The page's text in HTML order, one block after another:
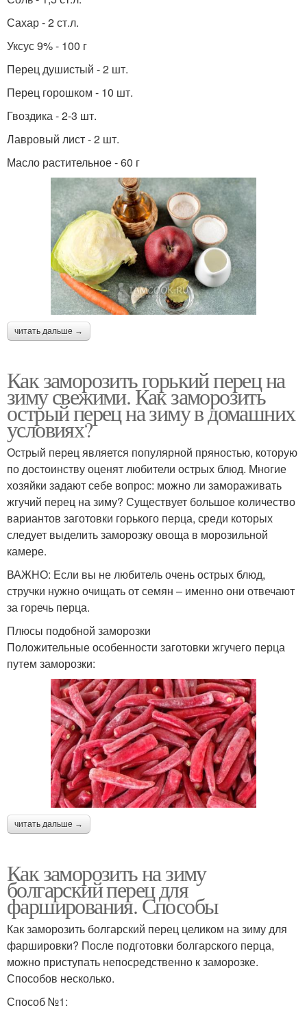
Сахар - 2 ст.л.
Уксус 9% - 100 г
Перец душистый - 2 шт.
Перец горошком - 10 шт.
Гвоздика - 2-3 шт.
Лавровый лист - 2 шт.
Масло растительное - 60 г
читать дальше →
Как заморозить горький перец на
зиму свежими. Как заморозить
острый перец на зиму в домашних
условиях?
Острый перец является популярной пряностью, которую
по достоинству оценят любители острых блюд. Многие
хозяйки задают себе вопрос: можно ли замораживать
жгучий перец на зиму? Существует большое количество
вариантов заготовки горького перца, среди которых
следует выделить заморозку овоща в морозильной
камере.
ВАЖНО: Если вы не любитель очень острых блюд,
стручки нужно очищать от семян – именно они отвечают
за горечь перца.
Плюсы подобной заморозки
Положительные особенности заготовки жгучего перца
путем заморозки:
читать дальше →
Как заморозить на зиму
болгарский перец для
фарширования. Способы
Как заморозить болгарский перец целиком на зиму для
фаршировки? После подготовки болгарского перца,
можно приступать непосредственно к заморозке.
Способов несколько.
Способ №1: